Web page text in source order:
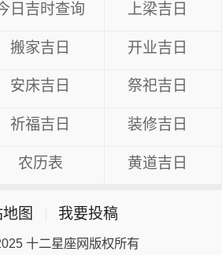
日吉时查询 上梁吉日
搬家吉日 开业吉日
安床吉日 祭祀吉日
祈福吉日 装修吉日
农历表 黄道吉日
图 我要投稿
十二星座网版权所有